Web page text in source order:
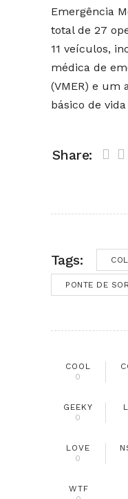
Emergência
total de 27
11 veículos,
médica de
(VMER) e um
básico de vida
Share:
Tags:
PONTE DE
COOL
0
GEEKY
0
LOVE
0
WTF